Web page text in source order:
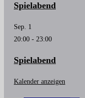
Spielabend
Sep. 1
20:00 - 23:00
Spielabend
Kalender anzeigen